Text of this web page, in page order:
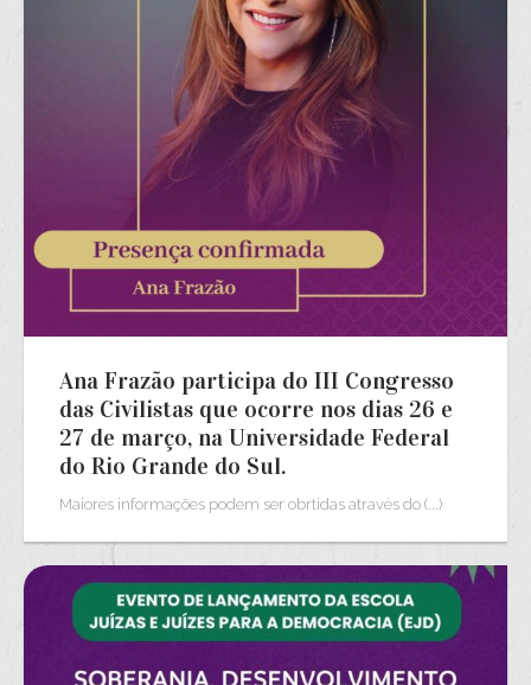
Ana Frazão participa do III Congresso
das Civilistas que ocorre nos dias 26 e
27 de março, na Universidade Federal
do Rio Grande do Sul.
Maiores informações podem ser obrtidas através do (...)